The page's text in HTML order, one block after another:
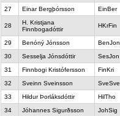
27
Einar Bergþórsson EinBer
28
H. Kristjana
Finnbogadóttir
HKrFin
29 Benóný Jónsson BenJon
30
Sesselja Jónsdóttir SesJon
31
Finnbogi Kristófersson FinKri
32
Sveinn Sveinsson SveSve
33
Hildur Þorláksdóttir HilTho
34
Jóhannes Sigurðsson JohSig